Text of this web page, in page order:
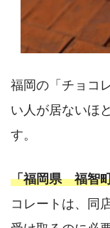
福岡の「チョコ
い人が居ないほ
す。
「福岡県 福智
コレートは、同